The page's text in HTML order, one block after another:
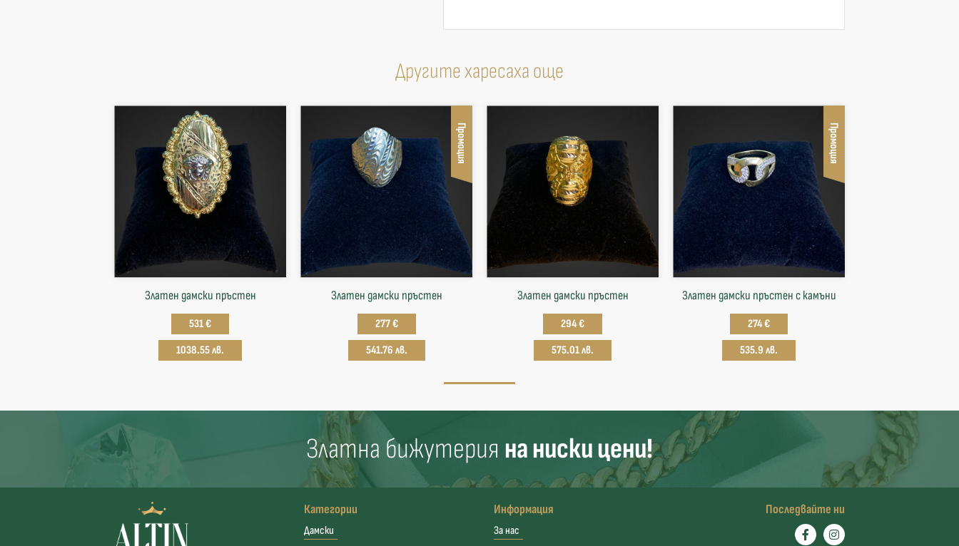
Другите харесаха още
Златен дамски пръстен
531 €
1038.55 лв.
Промоция
Златен дамски пръстен
277 €
541.76 лв.
Златен дамски пръстен
294 €
575.01 лв.
Промоция
Златен дамски пръстен с камъни
274 €
535.9 лв.
Златна бижутерия на ниски цени!
Категории
Дамски
Информация
За нас
Последвайте ни